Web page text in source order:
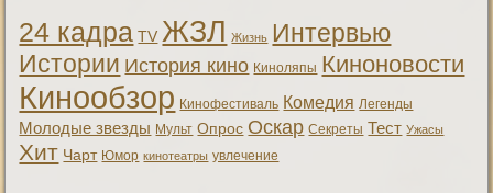
24 кадра TV ЖЗЛ Жизнь Интервью
Истории История кино Киноляпы Киноновости
Кинообзор Кинофестиваль Комедия Легенды
Молодые звезды Мульт Опрос Оскар Секреты Тест Ужасы
Хит Чарт Юмор кинотеатры увлечение